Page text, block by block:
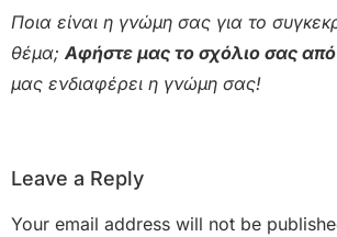
Ποια είναι η γνώμη σας για το
θέμα; Αφήστε μας το σχόλιο σας
μας ενδιαφέρει η γνώμη σας!
Leave a Reply
Your email address will not be